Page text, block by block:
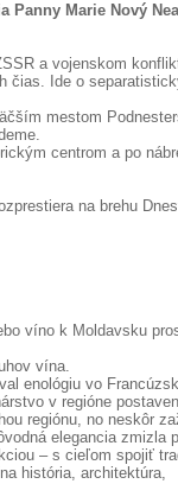
Panny Marie Nový
a vojenskom
čias. Ide o
mestom
centrom a po
na brehu
víno k Moldavsku
vína.
enológiu vo
v regióne
regiónu, no neskôr
elegancia zmizla
– s cieľom spojiť
história, architektúra,